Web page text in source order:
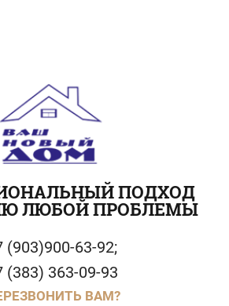
ПОДХОД
ЛЮБОЙ ПРОБЛЕМЫ
(903)900-63-92;
(383) 363-09-93
ВАМ?